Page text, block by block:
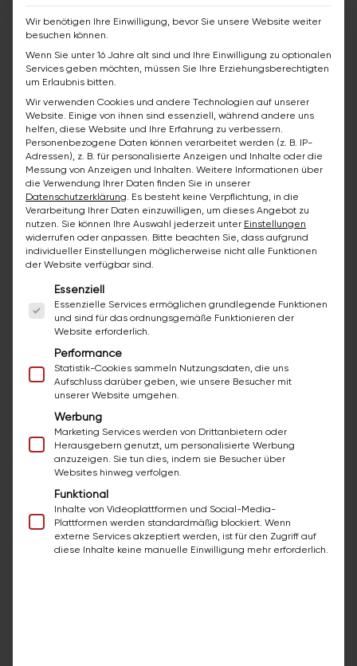
Dekore und Farben
Im Gegensatz zu vielen anderen Anbietern,
haben Sie bei uns die Möglichkeit Front-
und Korpusdekore unterschiedlich zu
kombinieren und zusätzlich die Gestaltung
Ihres Badezimmers individuell zu
bestimmen.
Laguna
Easy Line
Concept Line
Highline
Wir benötigen Ihre Einwilligung, bevor Sie unsere Website weiter
besuchen können.
Wenn Sie unter 16 Jahre alt sind und Ihre Einwilligung zu optionalen
Services geben möchten, müssen Sie Ihre Erziehungsberechtigten
um Erlaubnis bitten.
Wir verwenden Cookies und andere Technologien auf unserer
Website. Einige von ihnen sind essenziell, während andere uns
helfen, diese Website und Ihre Erfahrung zu verbessern.
Personenbezogene Daten können verarbeitet werden (z. B. IP-
Adressen), z. B. für personalisierte Anzeigen und Inhalte oder die
Messung von Anzeigen und Inhalten. Weitere Informationen über
die Verwendung Ihrer Daten finden Sie in unserer
Datenschutzerklärung. Es besteht keine Verpflichtung, in die
Verarbeitung Ihrer Daten einzuwilligen, um dieses Angebot zu
nutzen. Sie können Ihre Auswahl jederzeit unter Einstellungen
widerrufen oder anpassen. Bitte beachten Sie, dass aufgrund
individueller Einstellungen möglicherweise nicht alle Funktionen
der Website verfügbar sind.
Es folgt eine Liste der Service-Gruppen, für die
Essenziell
Essenzielle Services ermöglichen grundlegende Funktionen
und sind für das ordnungsgemäße Funktionieren der
Website erforderlich.
Performance
Statistik-Cookies sammeln Nutzungsdaten, die uns
Aufschluss darüber geben, wie unsere Besucher mit
unserer Website umgehen.
Werbung
Marketing Services werden von Drittanbietern oder
Herausgebern genutzt, um personalisierte Werbung
anzuzeigen. Sie tun dies, indem sie Besucher über
Websites hinweg verfolgen.
Funktional
Inhalte von Videoplattformen und Social-Media-
Plattformen werden standardmäßig blockiert. Wenn
externe Services akzeptiert werden, ist für den Zugriff auf
diese Inhalte keine manuelle Einwilligung mehr erforderlich.